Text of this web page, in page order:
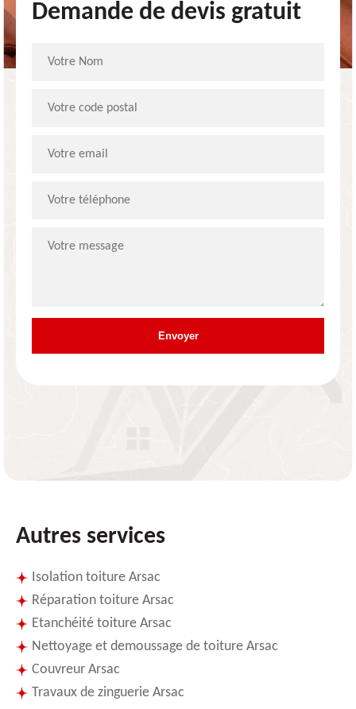
Demande de devis gratuit
Autres services
Isolation toiture Arsac
Réparation toiture Arsac
Etanchéité toiture Arsac
Nettoyage et demoussage de toiture Arsac
Couvreur Arsac
Travaux de zinguerie Arsac